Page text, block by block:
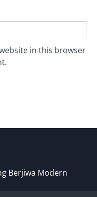
in this browser
Berjiwa Modern